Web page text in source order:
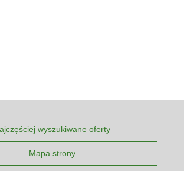
wyszukiwane oferty
Mapa strony